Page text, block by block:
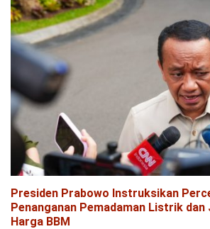
Presiden Prabowo Instruksikan
Penanganan Pemadaman Listrik
Harga BBM